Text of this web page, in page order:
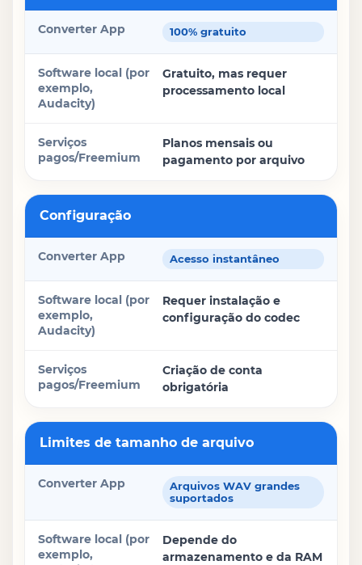
Software local (por exemplo, Audacity)
Serviços pagos/Freemium
100% gratuito
Gratuito, mas requer
processamento local
Planos mensais ou
pagamento por arquivo
Configuração
Acesso instantâneo
Requer instalação e
configuração do codec
Criação de conta
obrigatória
Limites de tamanho de arquivo
Arquivos WAV grandes
suportados
Depende do
armazenamento e da RAM